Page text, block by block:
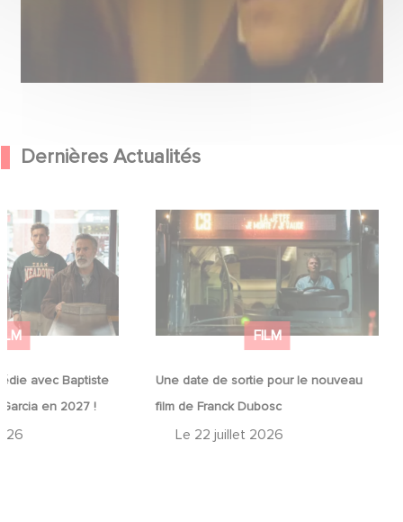
Dernières Actualités
avec Baptiste
en 2027 !
avec
et José Garcia
FILM
Une date de sortie pour le nouveau
film de Franck Dubosc
Le 22 juillet 2026
Une date de sortie pour le nouveau
film de Franck Dubosc